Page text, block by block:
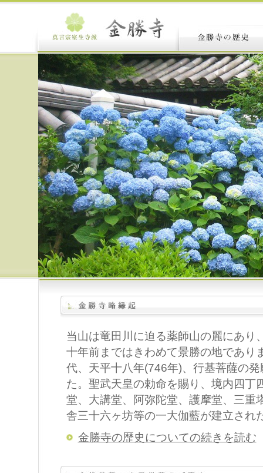
当山は竜田川に迫る薬師山の麗にあり
十年前まではきわめて景勝の地であり
代、天平十八年(746年)、行基菩薩の
た。聖武天皇の勅命を賜り、境内四丁
堂、大講堂、阿弥陀堂、護摩堂、三重
舎三十六ヶ坊等の一大伽藍が建立され
金勝寺の歴史についての続きを読む